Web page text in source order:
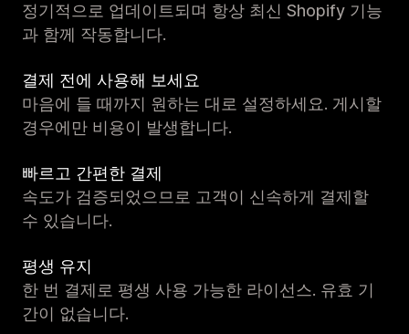
정기적으로 업데이트되며 항상 최신 Shopify 기능
과 함께 작동합니다.
결제 전에 사용해 보세요
마음에 들 때까지 원하는 대로 설정하세요. 게시할
경우에만 비용이 발생합니다.
빠르고 간편한 결제
속도가 검증되었으므로 고객이 신속하게 결제할
수 있습니다.
평생 유지
한 번 결제로 평생 사용 가능한 라이선스. 유효 기
간이 없습니다.